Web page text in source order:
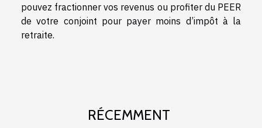
pouvez fractionner vos revenus ou profiter du PEER
de votre conjoint pour payer moins d’impôt à la
retraite.
RÉCEMMENT